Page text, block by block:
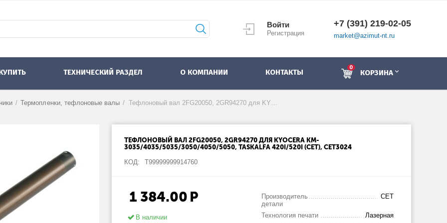
Войти
Регистрация
+7 (391) 219-02-05
market@azimut-nt.ru
ТЕХНИЧЕСКИЙ РАЗДЕЛ О КОМПАНИИ КОНТАКТЫ
0
КОРЗИНА
/ Термопленки, тефлоновые валы / Тефлоновый вал 2FG20050, 2GR94270 для KYOCERA KM-3035/4035/5035/3050/4050/5050, TASKalfa 420i/520i (CET), CET3024
ТЕФЛОНОВЫЙ ВАЛ 2FG20050, 2GR94270 ДЛЯ KYOCERA KM-
3035/4035/5035/3050/4050/5050, TASKALFA 420I/520I (CET), CET3024
КОД:
Т99999999914760
1 384.00 Р
В наличии
Производитель
детали
CET
Технология печати
Лазерная